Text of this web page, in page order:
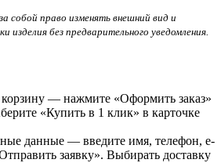
собой право изменять внешний вид и
изделия без предварительного уведомления.
корзину — нажмите «Оформить заказ»
«Купить в 1 клик» в карточке
данные — введите имя, телефон, e-
заявку». Выбирать доставку